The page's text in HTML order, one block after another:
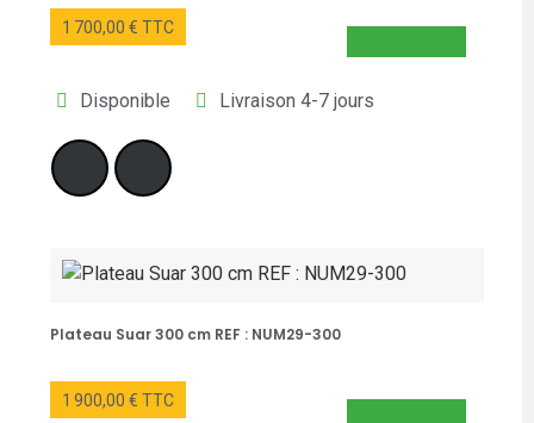
1 700,00 € TTC
Disponible Livraison 4-7 jours
Plateau Suar 300 cm REF : NUM29-300
1 900,00 € TTC